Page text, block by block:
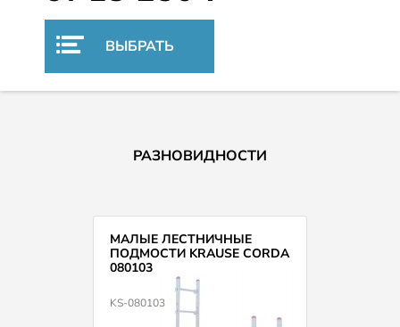
ВЫБРАТЬ
РАЗНОВИДНОСТИ
МАЛЫЕ ЛЕСТНИЧНЫЕ
ПОДМОСТИ KRAUSE CORDA
080103
KS-080103